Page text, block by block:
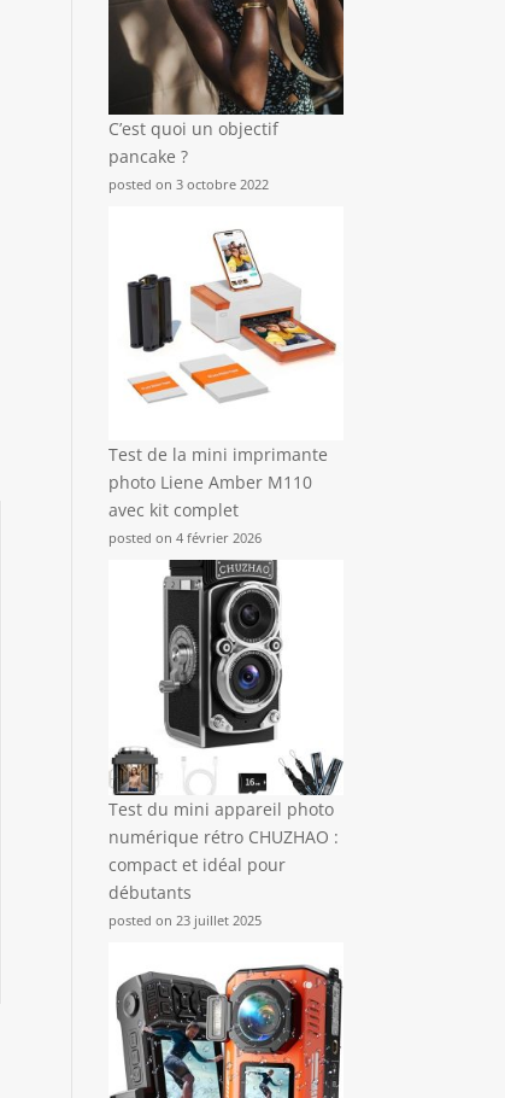
C’est quoi un objectif
pancake ?
posted on 3 octobre 2022
Test de la mini imprimante
photo Liene Amber M110
avec kit complet
posted on 4 février 2026
Test du mini appareil photo
numérique rétro CHUZHAO :
compact et idéal pour
débutants
posted on 23 juillet 2025